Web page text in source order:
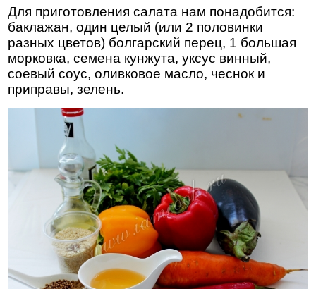
Для приготовления салата нам понадобится:
баклажан, один целый (или 2 половинки
разных цветов) болгарский перец, 1 большая
морковка, семена кунжута, уксус винный,
соевый соус, оливковое масло, чеснок и
приправы, зелень.